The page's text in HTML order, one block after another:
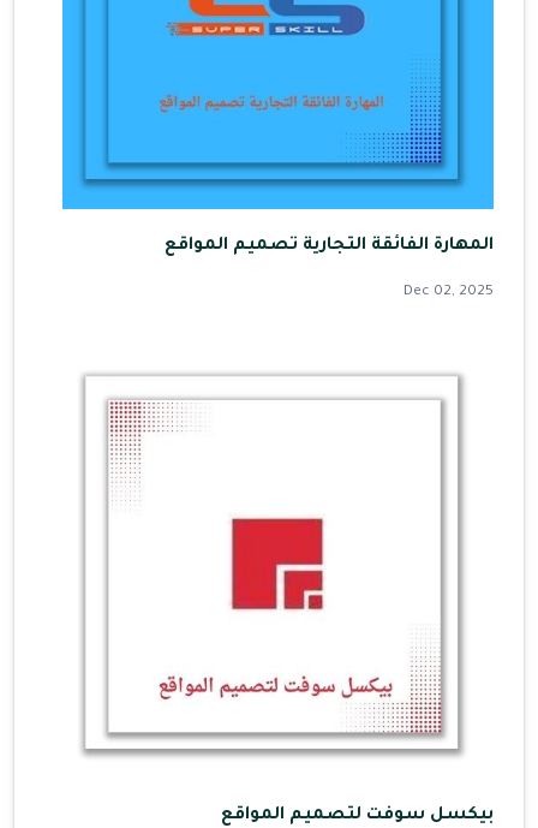
المهارة الفائقة التجارية تصميم المواقع
Dec 02, 2025
بيكسل سوفت لتصميم المواقع